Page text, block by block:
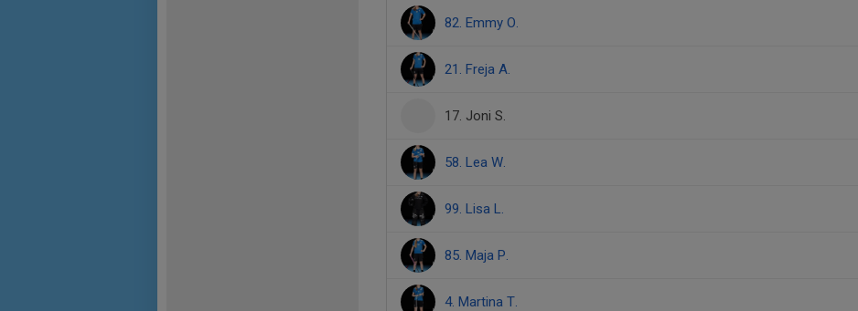
82. Emmy O.
21. Freja A.
17. Joni S.
58. Lea W.
99. Lisa L.
85. Maja P.
4. Martina T.